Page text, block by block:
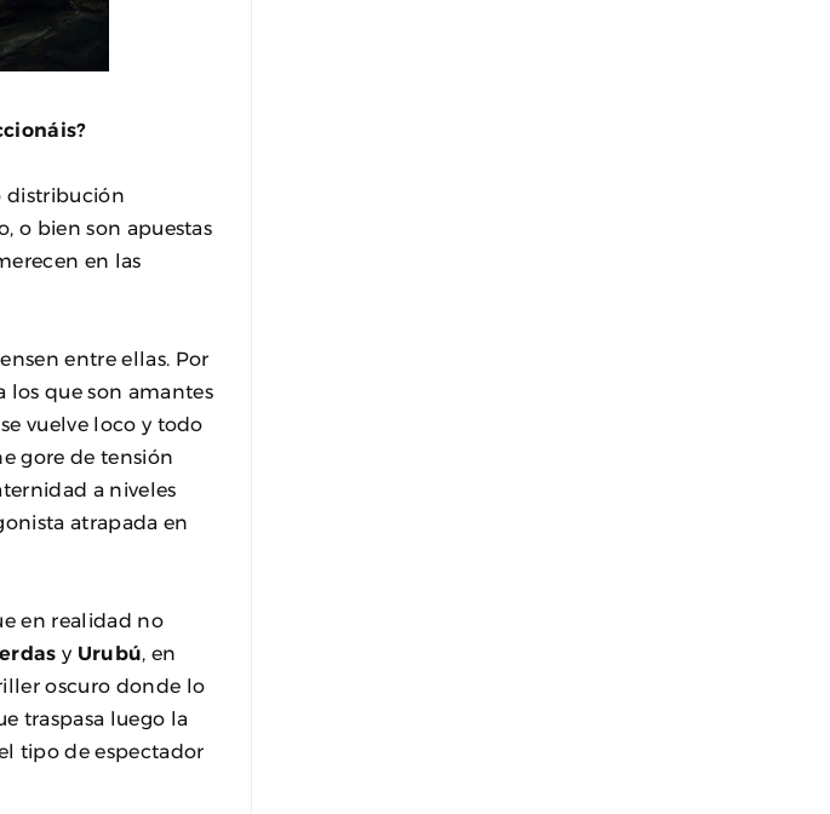
distribución
o bien son apuestas
en las
entre ellas. Por
los que son amantes
vuelve loco y todo
gore de tensión
a niveles
atrapada en
en realidad no
y Urubú , en
oscuro donde lo
traspasa luego la
tipo de espectador